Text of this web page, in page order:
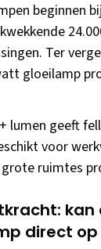
beginnen
Ter
gloeilamp
lumen geeft
voor
ruimtes
kan
direct op